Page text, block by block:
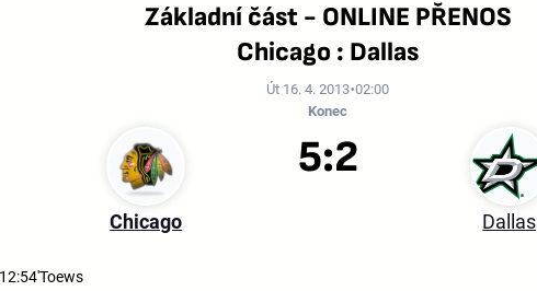
Základní část - ONLINE PŘENOS
Chicago : Dallas
Út 16. 4. 2013 02:00
Konec
Chicago Dallas
5:2
12:54'Toews